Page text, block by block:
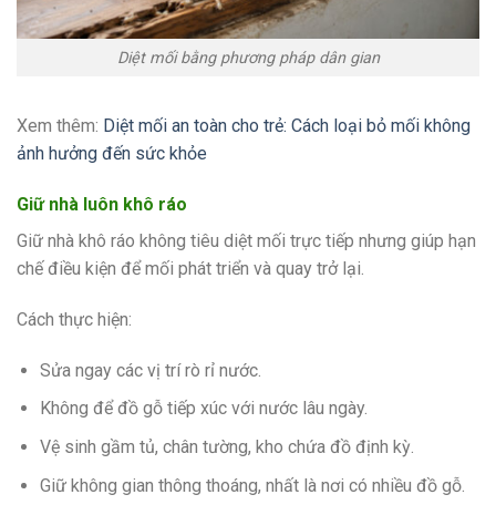
Diệt mối bằng phương pháp dân gian
Xem thêm: Diệt mối an toàn cho trẻ: Cách loại bỏ mối không
ảnh hưởng đến sức khỏe
Giữ nhà luôn khô ráo
Giữ nhà khô ráo không tiêu diệt mối trực tiếp nhưng giúp hạn
chế điều kiện để mối phát triển và quay trở lại.
Cách thực hiện:
Sửa ngay các vị trí rò rỉ nước.
Không để đồ gỗ tiếp xúc với nước lâu ngày.
Vệ sinh gầm tủ, chân tường, kho chứa đồ định kỳ.
Giữ không gian thông thoáng, nhất là nơi có nhiều đồ gỗ.